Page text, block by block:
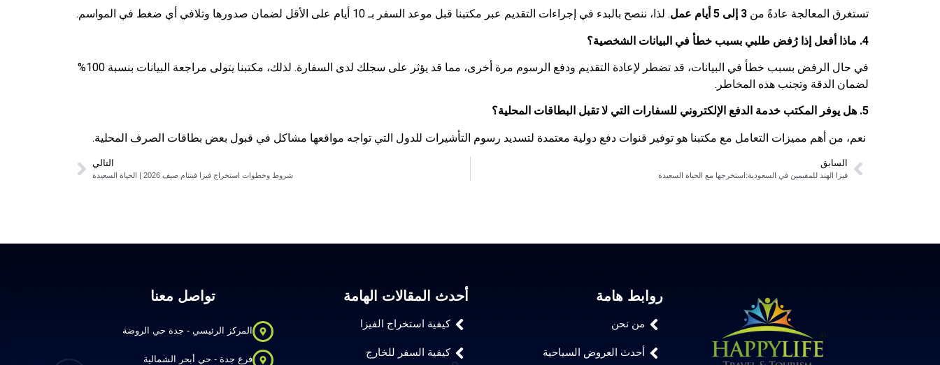
تستغرق المعالجة عادةً من 3 إلى 5 أيام عمل . لذا، ننصح بالبدء في إجراءات التقديم عبر مكتبنا قبل موعد السفر بـ 10 أيام على الأقل لضمان صدورها وتلافي أي ضغط في المواسم.
4. ماذا أفعل إذا رُفض طلبي بسبب خطأ في البيانات الشخصية؟
في حال الرفض بسبب خطأ في البيانات، قد تضطر لإعادة التقديم ودفع الرسوم مرة أخرى، مما قد يؤثر على سجلك لدى السفارة. لذلك، مكتبنا يتولى مراجعة البيانات بنسبة 100%
لضمان الدقة وتجنب هذه المخاطر.
5. هل يوفر المكتب خدمة الدفع الإلكتروني للسفارات التي لا تقبل البطاقات المحلية؟
نعم، من أهم مميزات التعامل مع مكتبنا هو توفير قنوات دفع دولية معتمدة لتسديد رسوم التأشيرات للدول التي تواجه مواقعها مشاكل في قبول بعض بطاقات الصرف المحلية.
السابق
فيزا الهند للمقيمين في السعودية:استخرجها مع الحياة السعيدة
التالي
شروط وخطوات استخراج فيزا فيتنام صيف 2026 | الحياة السعيدة
روابط هامة
من نحن
أحدث العروض السياحية
أحدث المقالات الهامة
كيفية استخراج الفيزا
كيفية السفر للخارج
تواصل معنا
المركز الرئيسي - جدة حي الروضة
فرع جدة - حي أبحر الشمالية